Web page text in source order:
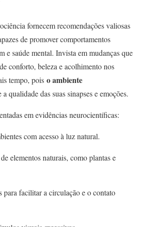
fornecem recomendações valiosas
de promover comportamentos
e saúde mental. Invista em mudanças que
conforto, beleza e acolhimento nos
tempo, pois o ambiente
a qualidade das suas sinapses e emoções.
em evidências neurocientíficas:
com acesso à luz natural.
elementos naturais, como plantas e
para facilitar a circulação e o contato